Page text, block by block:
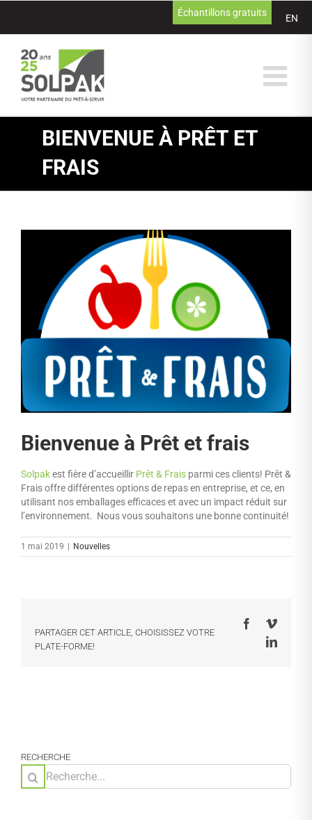
contenu
EN
Échantillons gratuits
BIENVENUE À PRÊT ET
FRAIS
Bienvenue à Prêt et frais
Solpakest fière d’accueillir Prêt & Frais parmi ces clients! Prêt &
Frais offre différentes options de repas en entreprise, et ce, en
utilisant nos emballages efficaces et avec un impact réduit sur
l’environnement. Nous vous souhaitons une bonne continuité!
1 mai 2019 Nouvelles
PARTAGER CET ARTICLE, CHOISISSEZ VOTRE
PLATE-FORME!
FacebookVimeo
RECHERCHE
Rechercher: